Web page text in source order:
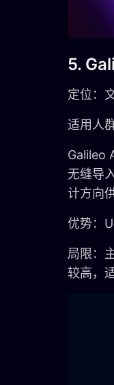
5.
定位：
适用人
Galileo
无缝导
计方向
优势：
局限：
较高，